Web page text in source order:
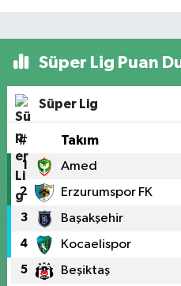
Süper Lig Puan
Süper Lig
# Takım
1 Amed
2 Erzurumspor FK
3 Başakşehir
4 Kocaelispor
5 Beşiktaş